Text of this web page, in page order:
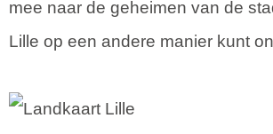
mee naar de geheimen van de
Lille op een andere manier kunt